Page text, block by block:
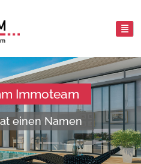
Immoteam
einen Namen